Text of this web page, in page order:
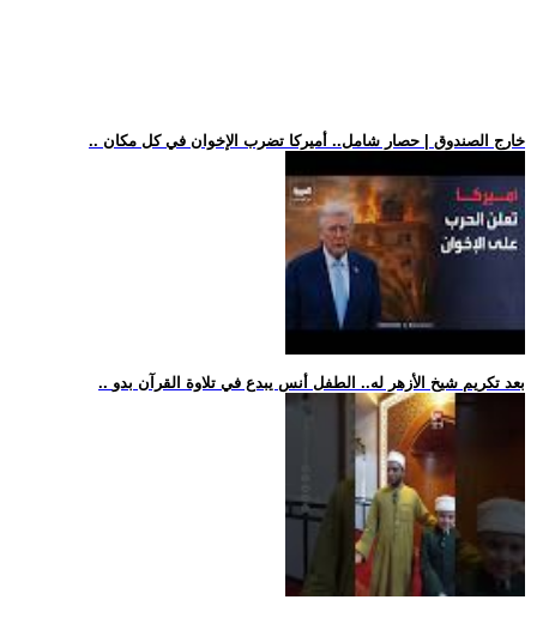
.. خارج الصندوق | حصار شامل.. أميركا تضرب الإخوان في كل مكان
.. بعد تكريم شيخ الأزهر له.. الطفل أنس يبدع في تلاوة القرآن بدو